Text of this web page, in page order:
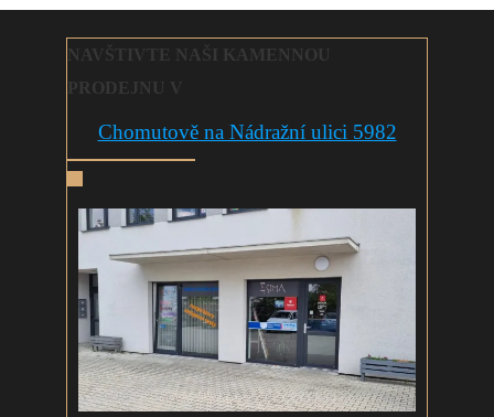
NAVŠTIVTE NAŠI KAMENNOU
PRODEJNU V
Chomutově na Nádražní ulici 5982